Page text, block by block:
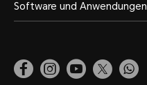
Software und Anwendungen